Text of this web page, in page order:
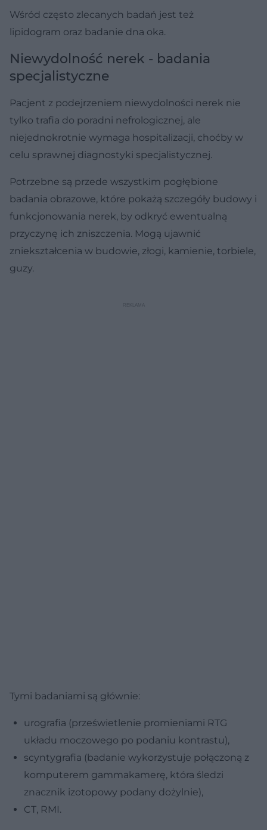
Wśród często zlecanych badań jest też
lipidogram oraz badanie dna oka.
Niewydolność nerek - badania
specjalistyczne
Pacjent z podejrzeniem niewydolności nerek nie
tylko trafia do poradni nefrologicznej, ale
niejednokrotnie wymaga hospitalizacji, choćby w
celu sprawnej diagnostyki specjalistycznej.
Potrzebne są przede wszystkim pogłębione
badania obrazowe, które pokażą szczegóły budowy i
funkcjonowania nerek, by odkryć ewentualną
przyczynę ich zniszczenia. Mogą ujawnić
zniekształcenia w budowie, złogi, kamienie, torbiele,
guzy.
Tymi badaniami są głównie:
urografia (prześwietlenie promieniami RTG
układu moczowego po podaniu kontrastu),
scyntygrafia (badanie wykorzystuje połączoną z
komputerem gammakamerę, która śledzi
znacznik izotopowy podany dożylnie),
CT, RMI.